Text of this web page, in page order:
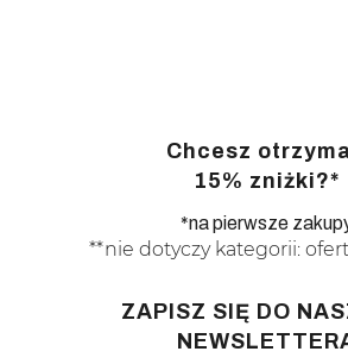
Chcesz
15% zniżki?*
*na pierwsze
**nie dotyczy kategorii:
ZAPISZ SIĘ DO